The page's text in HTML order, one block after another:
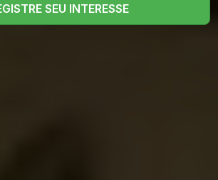
SEU INTERESSE